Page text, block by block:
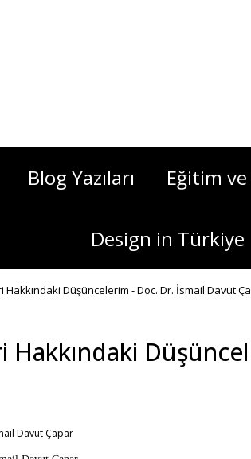
Blog Yazıları Eğitim
Design in Türkiye
Düşüncelerim - Doc. Dr. İsmail Davut
Hakkındaki